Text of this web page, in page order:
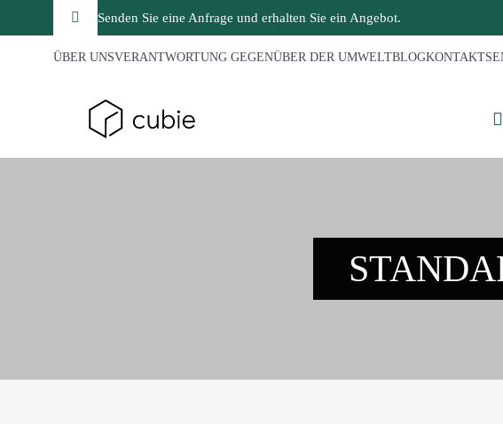
Senden Sie eine Anfrage und erhalten Sie ein Angebot.
ÜBER UNSVERANTWORTUNG GEGENÜBER DER UMWELTBLOGKONTAKT